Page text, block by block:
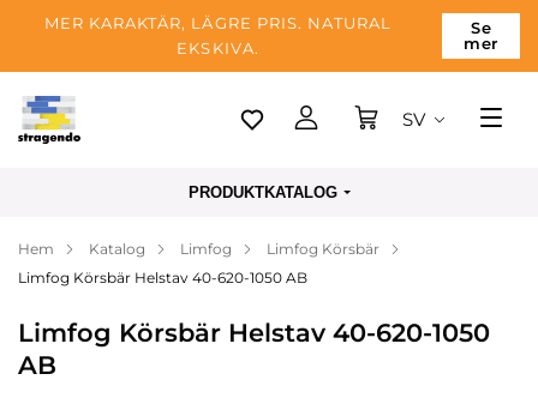
MER KARAKTÄR, LÄGRE PRIS. NATURAL
EKSKIVA.
Se
mer
Tallinn
Betalning
Blogg
SV
PRODUKTKATALOG
Hem Katalog Limfog
Limfog Körsbär
Limfog Körsbär Helstav 40-620-1050 AB
Limfog Körsbär Helstav 40-620-1050
AB